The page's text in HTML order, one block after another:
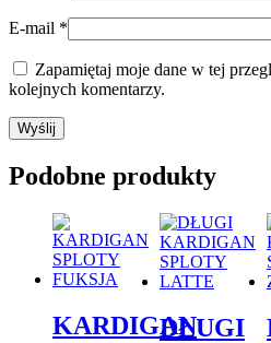
E-mail *
Zapamiętaj moje dane w tej
kolejnych komentarzy.
Podobne produkty
KARDIGANDŁUGI